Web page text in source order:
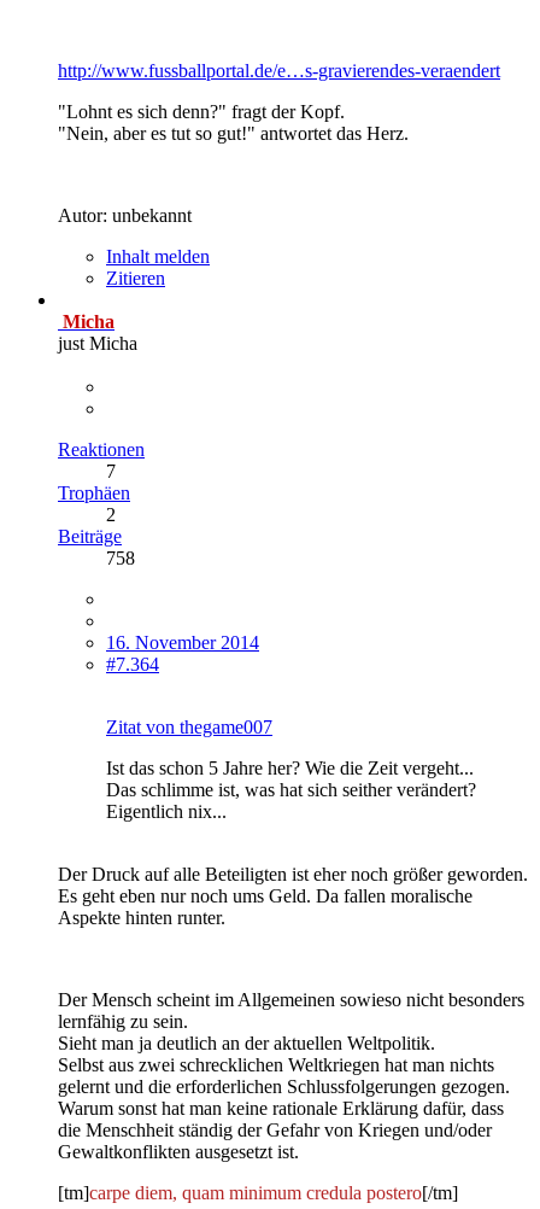
http://www.fussballportal.de/e…s-gravierendes-veraendert
"Lohnt es sich denn?" fragt der Kopf.
"Nein, aber es tut so gut!" antwortet das Herz.
Autor: unbekannt
Inhalt melden
Zitieren
Micha
just Micha
Reaktionen
7
Trophäen
2
Beiträge
758
16. November 2014
#7.364
Zitat von thegame007
Ist das schon 5 Jahre her? Wie die Zeit vergeht...
Das schlimme ist, was hat sich seither verändert?
Eigentlich nix...
Der Druck auf alle Beteiligten ist eher noch größer geworden.
Es geht eben nur noch ums Geld. Da fallen moralische
Aspekte hinten runter.
Der Mensch scheint im Allgemeinen sowieso nicht besonders
lernfähig zu sein.
Sieht man ja deutlich an der aktuellen Weltpolitik.
Selbst aus zwei schrecklichen Weltkriegen hat man nichts
gelernt und die erforderlichen Schlussfolgerungen gezogen.
Warum sonst hat man keine rationale Erklärung dafür, dass
die Menschheit ständig der Gefahr von Kriegen und/oder
Gewaltkonflikten ausgesetzt ist.
[tm]carpe diem, quam minimum credula postero[/tm]